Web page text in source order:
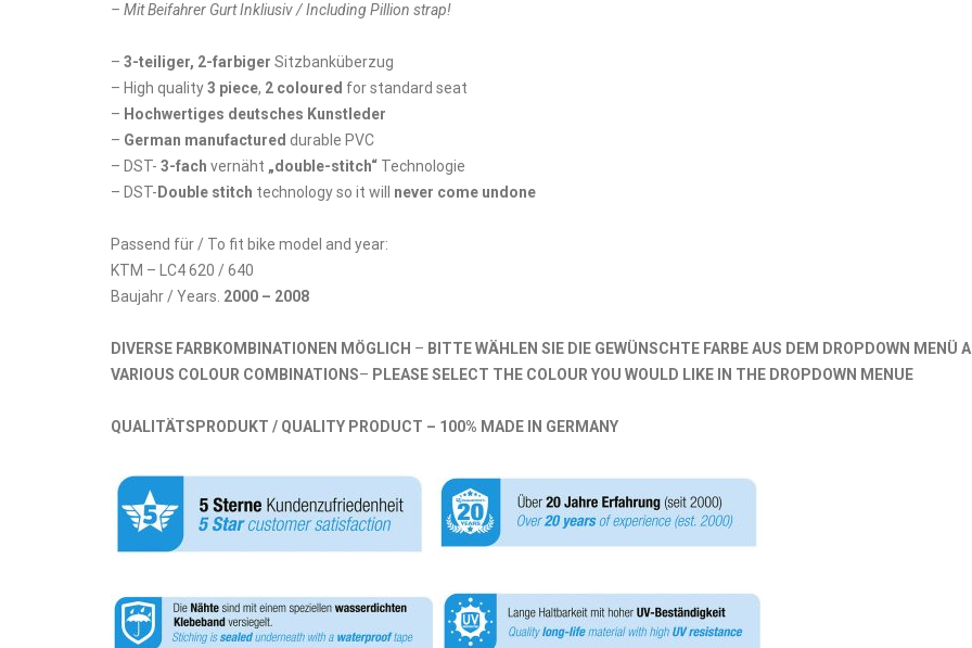
– Mit Beifahrer Gurt Inkliusiv / Including Pillion strap!
– 3-teiliger, 2-farbiger Sitzbanküberzug
– High quality3 piece, 2 coloured for standard seat
– Hochwertiges deutsches Kunstleder
– German manufactured durable PVC
– DST- 3-fach vernäht „double-stitch“ Technologie
– DST- Double stitch technology so it will never come undone
Passend für / To fit bike model and year:
KTM – LC4 620 / 640
Baujahr / Years. 2000 – 2008
DIVERSE FARBKOMBINATIONEN MÖGLICH – BITTE WÄHLEN SIE DIE GEWÜNSCHTE FARBE AUS DEM DROPDOWN MENÜ
VARIOUS COLOUR COMBINATIONS– PLEASE SELECT THE COLOUR YOU WOULD LIKE IN THE DROPDOWN MENUE
QUALITÄTSPRODUKT / QUALITY PRODUCT – 100% MADE IN GERMANY